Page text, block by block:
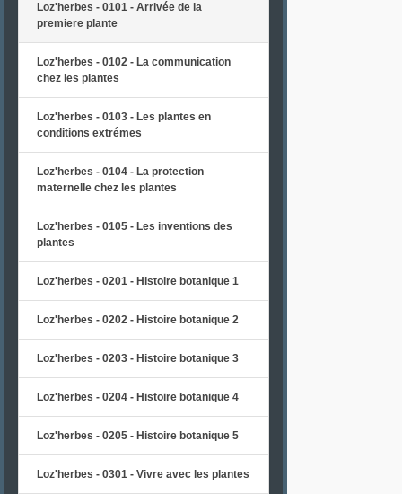
Loz'herbes - 0101 - Arrivée de la
premiere plante
Loz'herbes - 0102 - La communication
chez les plantes
Loz'herbes - 0103 - Les plantes en
conditions extrémes
Loz'herbes - 0104 - La protection
maternelle chez les plantes
Loz'herbes - 0105 - Les inventions des
plantes
Loz'herbes - 0201 - Histoire botanique 1
Loz'herbes - 0202 - Histoire botanique 2
Loz'herbes - 0203 - Histoire botanique 3
Loz'herbes - 0204 - Histoire botanique 4
Loz'herbes - 0205 - Histoire botanique 5
Loz'herbes - 0301 - Vivre avec les plantes